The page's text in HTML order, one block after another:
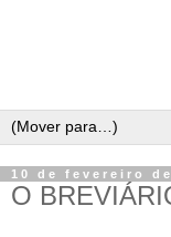
10 de fevereiro de
O